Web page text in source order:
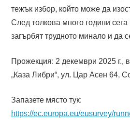
тежък избор, който може да
След толкова много години сега
загърбят трудното минало и да
Прожекция: 2 декември 2025 г.,
„Каза Либри“, ул. Цар Асен 64,
Запазете място тук:
https://ec.europa.eu/eusurvey/